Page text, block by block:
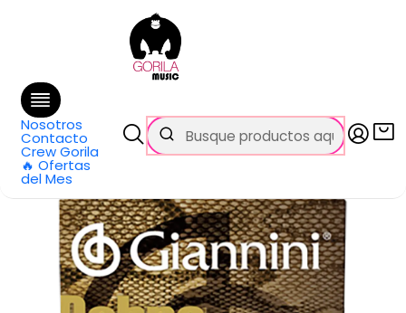
Nosotros
Contacto
Crew Gorila
🔥 Ofertas
del Mes
GRATIS
en Santiago y $99.990 en Regiones
Categorías
Set de Cuerdas Cavaquinho GIANNINI